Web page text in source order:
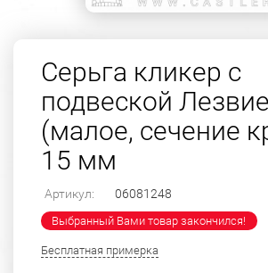
Серьга кликер с
подвеской Лезвие
(малое, сечение
15 мм
Артикул: 06081248
Выбранный Вами товар закончился!
Бесплатная примерка